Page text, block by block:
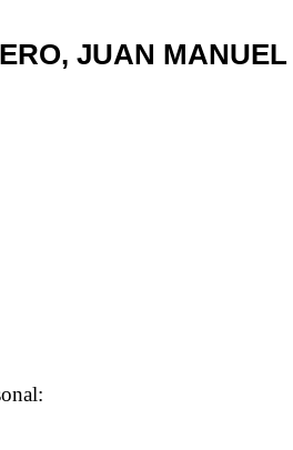
JUAN MANUEL